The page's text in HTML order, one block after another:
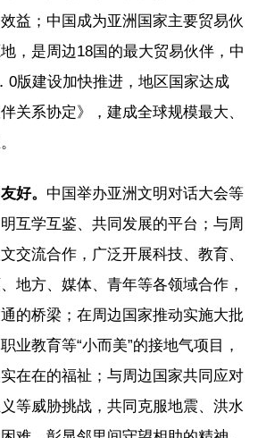
益；中国成为亚洲国家主要贸易伙
，是周边18国的最大贸易伙伴，中
0版建设加快推进，地区国家达成
关系协定》，建成全球规模最大、
好。 中国举办亚洲文明对话大会等
互学互鉴、共同发展的平台；与周
交流合作，广泛开展科技、教育、
地方、媒体、青年等各领域合作，
的桥梁；在周边国家推动实施大批
业教育等“小而美”的接地气项目，
在在的福祉；与周边国家共同应对
等威胁挑战，共同克服地震、洪水